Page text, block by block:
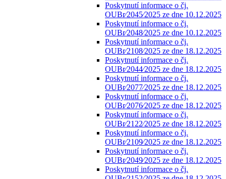
Poskytnutí informace o čj.
OUBr⁄2045⁄2025 ze dne 10.12.2025
Poskytnutí informace o čj.
OUBr⁄2048⁄2025 ze dne 10.12.2025
Poskytnutí informace o čj.
OUBr⁄2108⁄2025 ze dne 18.12.2025
Poskytnutí informace o čj.
OUBr⁄2044⁄2025 ze dne 18.12.2025
Poskytnutí informace o čj.
OUBr⁄2077⁄2025 ze dne 18.12.2025
Poskytnutí informace o čj.
OUBr⁄2076⁄2025 ze dne 18.12.2025
Poskytnutí informace o čj.
OUBr⁄2122⁄2025 ze dne 18.12.2025
Poskytnutí informace o čj.
OUBr⁄2109⁄2025 ze dne 18.12.2025
Poskytnutí informace o čj.
OUBr⁄2049⁄2025 ze dne 18.12.2025
Poskytnutí informace o čj.